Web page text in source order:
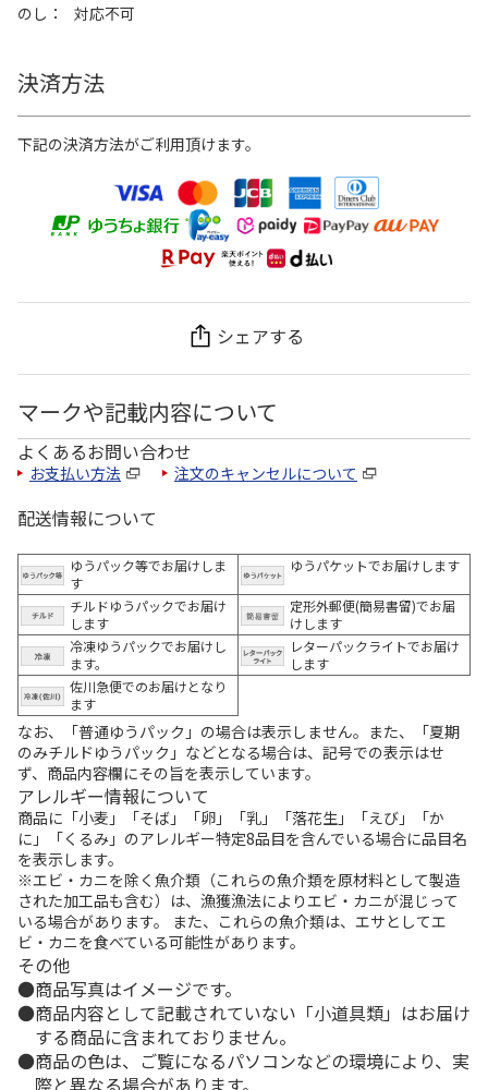
のし
対応不可
決済方法
下記の決済方法がご利用頂けます。
シェアする
マークや記載内容について
よくあるお問い合わせ
お支払い方法 注文のキャンセルについて
配送情報について
ゆうパック等でお届けしま
す
ゆうパケットでお届けします
チルドゆうパックでお届け
します
定形外郵便(簡易書留)でお届
けします
冷凍ゆうパックでお届けし
ます。
レターパックライトでお届け
します
佐川急便でのお届けとなり
ます
なお、「普通ゆうパック」の場合は表示しません。また、「夏期
のみチルドゆうパック」などとなる場合は、記号での表示はせ
ず、商品内容欄にその旨を表示しています。
アレルギー情報について
商品に「小麦」「そば」「卵」「乳」「落花生」「えび」「か
に」「くるみ」のアレルギー特定8品目を含んでいる場合に品目名
を表示します。
※エビ・カニを除く魚介類（これらの魚介類を原材料として製造
された加工品も含む）は、漁獲漁法によりエビ・カニが混じって
いる場合があります。 また、これらの魚介類は、エサとしてエ
ビ・カニを食べている可能性があります。
その他
商品写真はイメージです。
商品内容として記載されていない「小道具類」はお届け
する商品に含まれておりません。
商品の色は、ご覧になるパソコンなどの環境により、実
際と異なる場合があります。